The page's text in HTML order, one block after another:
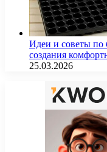
Идеи и советы по
создания
25.03.2026